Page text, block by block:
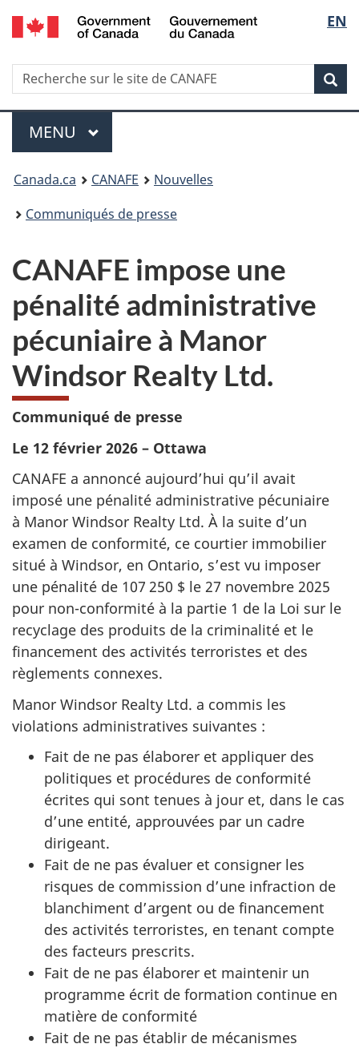
Passer
au
principal
Passer
à
sujet
du
gouvernement
Passer
à
version
HTML
simplifiée
de
la
EN
Recherche
Recherche
sur
le
site
Menu
MENU PRINCIPAL
Vous
êtes
Canada.ca CANAFE
Nouvelles
Communiqués de presse
CANAFE impose une
pénalité administrative
pécuniaire à Manor
Windsor Realty Ltd.
Communiqué de presse
Le 12 février 2026 – ⁠Ottawa
CANAFE a annoncé aujourd’hui qu’il avait
imposé une pénalité administrative pécuniaire
à Manor Windsor Realty Ltd. À la suite d’un
examen de conformité, ce courtier immobilier
situé à Windsor, en Ontario, s’est vu imposer
une pénalité de 107 250 $ le 27 novembre 2025
pour non-conformité à la partie 1 de la Loi sur le
recyclage des produits de la criminalité et le
financement des activités terroristes et des
règlements connexes.
Manor Windsor Realty Ltd. a commis les
violations administratives suivantes :
Fait de ne pas élaborer et appliquer des
politiques et procédures de conformité
écrites qui sont tenues à jour et, dans le cas
d’une entité, approuvées par un cadre
dirigeant.
Fait de ne pas évaluer et consigner les
risques de commission d’une infraction de
blanchiment d’argent ou de financement
des activités terroristes, en tenant compte
des facteurs prescrits.
Fait de ne pas élaborer et maintenir un
programme écrit de formation continue en
matière de conformité
Fait de ne pas établir de mécanismes